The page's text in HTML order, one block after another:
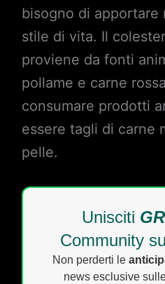
bisogno di apportare
stile di vita. Il
proviene da fonti
pollame e carne
consumare prodotti
essere tagli di carne
pelle.
Unisciti
Community
Non perderti le
news esclusive